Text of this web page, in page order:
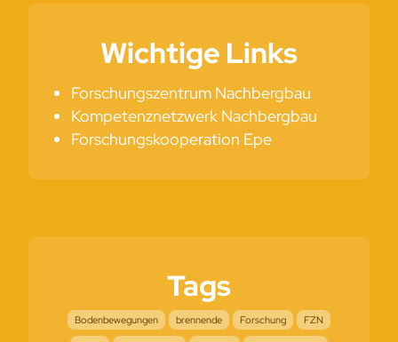
Wichtige Links
Forschungszentrum Nachbergbau
Kompetenznetzwerk Nachbergbau
Forschungskooperation Epe
Tags
Bodenbewegungen brennende Forschung FZN